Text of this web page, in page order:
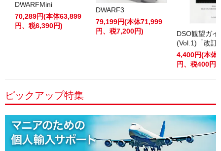
DWARFMini
70,289円(本体63,899
円、税6,390円)
DWARF3
79,199円(本体71,999
円、税7,200円)
DSO観望ガ
(Vol.1)「改訂
4,400円(本体
円、税400円)
ピックアップ特集